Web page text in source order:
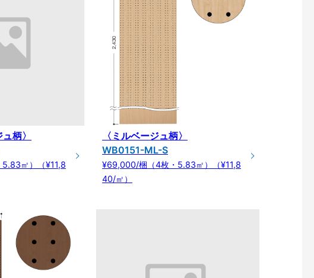
柄〉
㎡）（¥11,8
〈ミルベージュ柄〉
WB0151-ML-S
¥69,000/梱（4枚・5.83㎡）（¥11,8
40/㎡）